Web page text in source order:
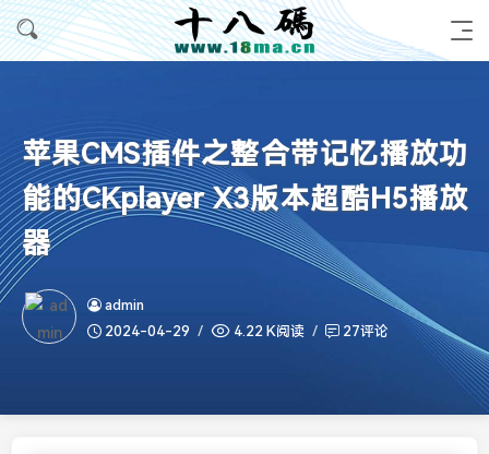
苹果CMS插件之整合带记忆播放功
能的CKplayer X3版本超酷H5播放
器
admin
2024-04-29
4.22 K阅读 27评论